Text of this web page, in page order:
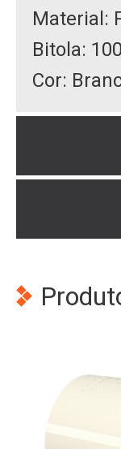
Material:
Bitola:
Cor: